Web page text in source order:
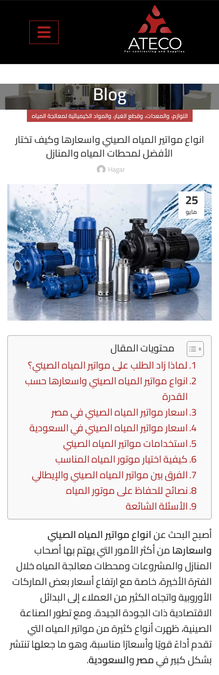
Blog
اللوازم، والمعدات، وقطع الغيار، والمواد الكيميائية لمعالجة المياه
انواع مواتير المياه الصيني واسعارها وكيف تختار
الأفضل لمحطات المياه والمنازل
Hagar
25
مايو
محتويات المقال
لماذا زاد الطلب على مواتير المياه الصيني؟
انواع مواتير المياه الصيني واسعارها حسب
القدرة
اسعار مواتير المياه الصيني في مصر
اسعار مواتير المياه الصيني في السعودية
استخدامات مواتير المياه الصيني
كيفية اختيار موتور المياه المناسب
الفرق بين مواتير المياه الصيني والإيطالي
نصائح للحفاظ على موتور المياه
الأسئلة الشائعة
أصبح البحث عنانواع مواتير المياه الصيني
واسعارهامن أكثر الأمور التي يهتم بها أصحاب
المنازل والمشروعات ومحطات معالجة المياه خلال
الفترة الأخيرة، خاصة مع ارتفاع أسعار بعض الماركات
الأوروبية واتجاه الكثير من العملاء إلى البدائل
الاقتصادية ذات الجودة الجيدة. ومع تطور الصناعة
الصينية، ظهرت أنواع كثيرة من مواتير المياه التي
تقدم أداءً قويًا وأسعارًا مناسبة، وهو ما جعلها تنتشر
بشكل كبير فيمصروالسعودية.